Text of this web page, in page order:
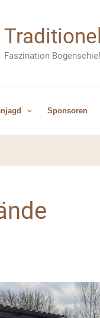
Faszination
Sponsoren